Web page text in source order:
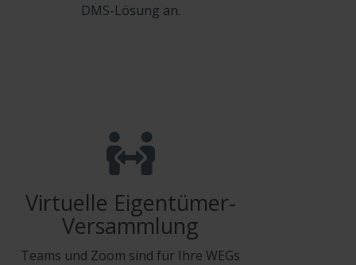
DMS-Lösung an.
Virtuelle Eigentümer-
Versammlung
Teams und Zoom sind für Ihre WEGs